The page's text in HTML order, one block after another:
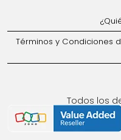
Términos y Condiciones
Todos los